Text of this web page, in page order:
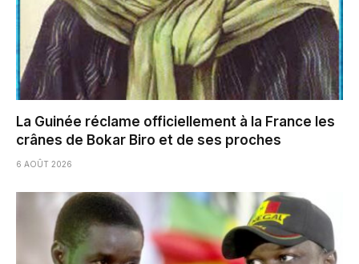
La Guinée réclame officiellement à la France les
crânes de Bokar Biro et de ses proches
6 AOÛT 2026